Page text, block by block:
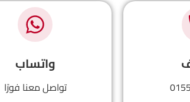
واتساب
تواصل معنا فورًا